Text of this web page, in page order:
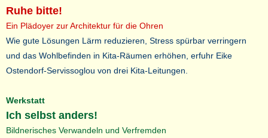
Ruhe bitte!
Ein Plädoyer zur Architektur für die Ohren
Wie gute Lösungen Lärm reduzieren, Stress spürbar verringern
und das Wohlbefinden in Kita-Räumen erhöhen, erfuhr Eike
Ostendorf-Servissoglou von drei Kita-Leitungen.
Werkstatt
Ich selbst anders!
Bildnerisches Verwandeln und Verfremden